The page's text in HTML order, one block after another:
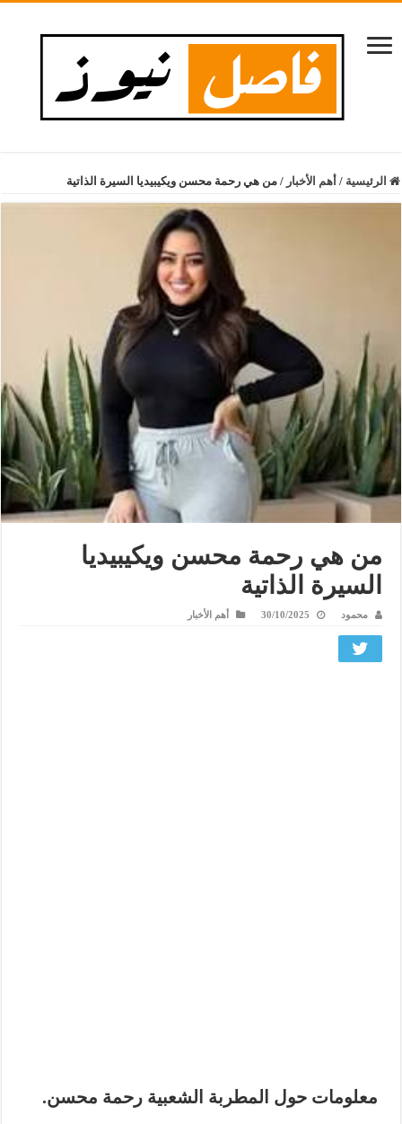
الرئيسية / أهم الأخبار / من هي رحمة محسن ويكيبيديا السيرة الذاتية
من هي رحمة محسن ويكيبيديا
السيرة الذاتية
محمود 30/10/2025 أهم الأخبار
معلومات حول المطربة الشعبية رحمة محسن.